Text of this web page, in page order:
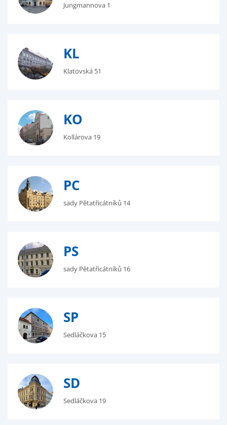
Jungmannova 1
KL
Klatovská 51
KO
Kollárova 19
PC
sady Pětatřicátníků 14
PS
sady Pětatřicátníků 16
SP
Sedláčkova 15
SD
Sedláčkova 19